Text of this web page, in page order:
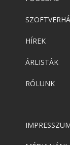
HÍREK
ÁRLISTÁK
RÓLUNK